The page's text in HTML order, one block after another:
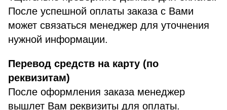
После успешной оплаты заказа с Вами
может связаться менеджер для уточнения
нужной информации.
Перевод средств на карту (по
реквизитам)
После оформления заказа менеджер
вышлет Вам реквизиты для оплаты.